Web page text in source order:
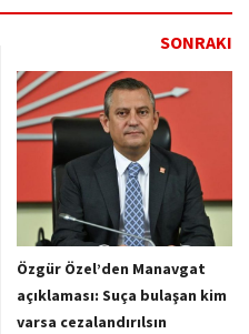
SONRAKI
Özgür Özel’den Manavgat
açıklaması: Suça bulaşan kim
varsa cezalandırılsın